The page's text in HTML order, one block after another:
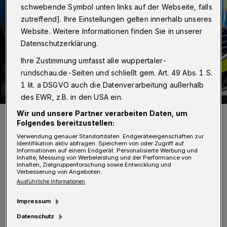
Symbolbild.
Foto: Christoph Petersen
A bei dem ein Mann ihr vorgaukelte,
Polizeibeamter zu sein. Der Kriminelle
schwebende Symbol unten links auf der Webseite, falls
zutreffend]. Ihre Einstellungen gelten innerhalb unseres
Website. Weitere Informationen finden Sie in unserer
Datenschutzerklärung.
Ihre Zustimmung umfasst alle wuppertaler-
rundschau.de-Seiten und schließt gem. Art. 49 Abs. 1 S.
1 lit. a DSGVO auch die Datenverarbeitung außerhalb
des EWR, z.B. in den USA ein.
Wir und unsere Partner verarbeiten Daten, um
Folgendes bereitzustellen:
Verwendung genauer Standortdaten. Endgeräteeigenschaften zur
Identifikation aktiv abfragen. Speichern von oder Zugriff auf
Informationen auf einem Endgerät. Personalisierte Werbung und
Inhalte, Messung von Werbeleistung und der Performance von
Inhalten, Zielgruppenforschung sowie Entwicklung und
Verbesserung von Angeboten.
Ausführliche Informationen
Impressum
Datenschutz